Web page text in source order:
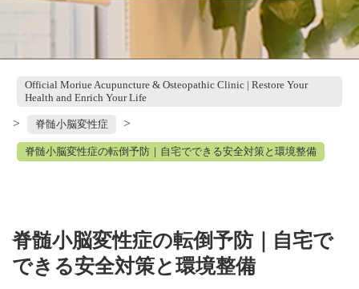
Official Moriue Acupuncture & Osteopathic Clinic | Restore Your
Health and Enrich Your Life
> 脊髄小脳変性症 >
脊髄小脳変性症の転倒予防｜自宅でできる安全対策と環境整備
脊髄小脳変性症の転倒予防｜自宅で
できる安全対策と環境整備